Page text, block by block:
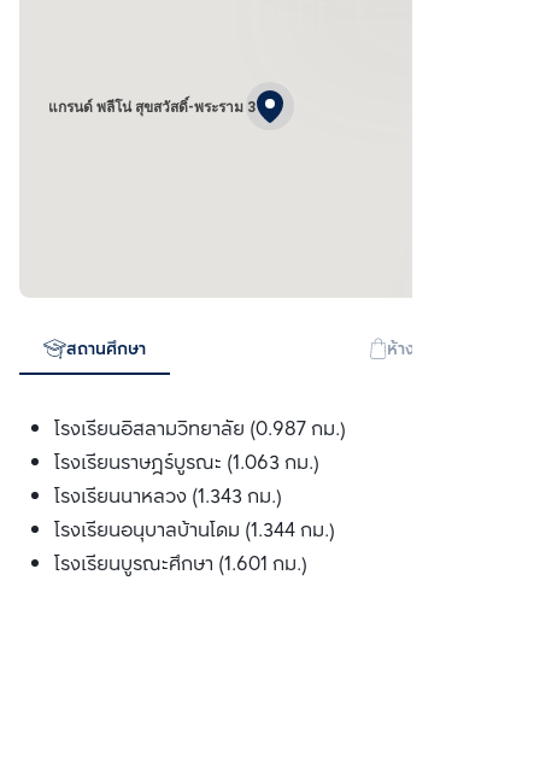
แกรนด์ พลีโน่ สุขสวัสดิ์-พระราม 3
สถานศึกษา ห้างสรรพสินค้า
โรงเรียนอิสลามวิทยาลัย (0.987 กม.)
โรงเรียนราษฎร์บูรณะ (1.063 กม.)
โรงเรียนนาหลวง (1.343 กม.)
โรงเรียนอนุบาลบ้านโดม (1.344 กม.)
โรงเรียนบูรณะศึกษา (1.601 กม.)